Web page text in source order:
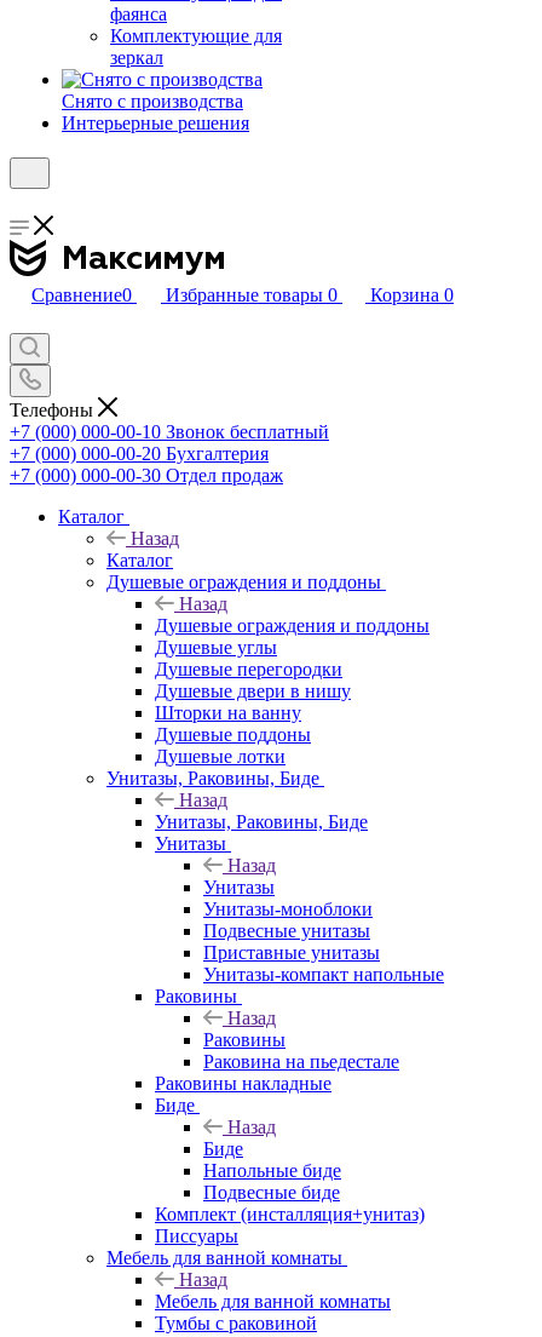
фаянса
Комплектующие для
зеркал
Снято с производства
Интерьерные решения
Сравнение0 Избранные товары 0 Корзина 0
Телефоны
+7 (000) 000-00-10 Звонок бесплатный
+7 (000) 000-00-20 Бухгалтерия
+7 (000) 000-00-30 Отдел продаж
Каталог
Назад
Каталог
Душевые ограждения и поддоны
Назад
Душевые ограждения и поддоны
Душевые углы
Душевые перегородки
Душевые двери в нишу
Шторки на ванну
Душевые поддоны
Душевые лотки
Унитазы, Раковины, Биде
Назад
Унитазы, Раковины, Биде
Унитазы
Назад
Унитазы
Унитазы-моноблоки
Подвесные унитазы
Приставные унитазы
Унитазы-компакт напольные
Раковины
Назад
Раковины
Раковина на пьедестале
Раковины накладные
Биде
Назад
Биде
Напольные биде
Подвесные биде
Комплект (инсталляция+унитаз)
Писсуары
Мебель для ванной комнаты
Назад
Мебель для ванной комнаты
Тумбы с раковиной